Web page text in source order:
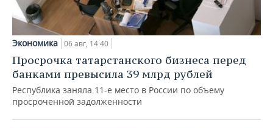
Экономика 06 авг, 14:40
Просрочка татарстанского бизнеса перед
банками превысила 39 млрд рублей
Республика заняла 11-е место в России по объему
просроченной задолженности